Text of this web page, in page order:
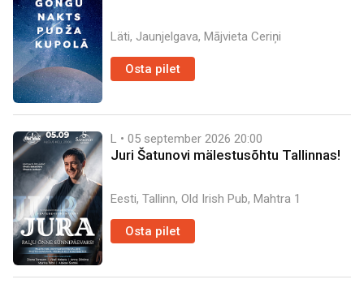
Läti, Jaunjelgava, Mājvieta Ceriņi
Osta pilet
L • 05 september 2026 20:00
Juri Šatunovi mälestusõhtu Tallinnas!
Eesti, Tallinn, Old Irish Pub, Mahtra 1
Osta pilet